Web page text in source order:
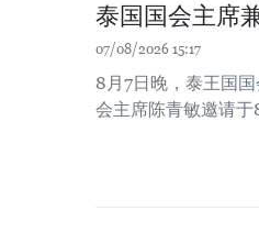
泰国国会主席
07/08/2026 15:17
8月7日晚，泰王国
会主席陈青敏邀请于